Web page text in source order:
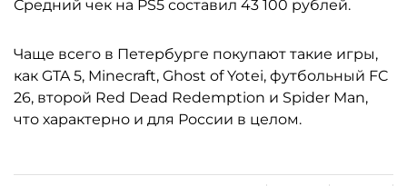
Средний чек на PS5 составил 43 100 рублей.
Чаще всего в Петербурге покупают такие игры,
как GTA 5, Minecraft, Ghost of Yotei, футбольный FC
26, второй Red Dead Redemption и Spider Man,
что характерно и для России в целом.